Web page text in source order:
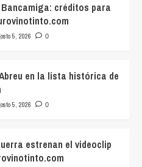
Bancamiga: créditos para
5, 2026 0
en la lista histórica de
5, 2026 0
estrenan el videoclip